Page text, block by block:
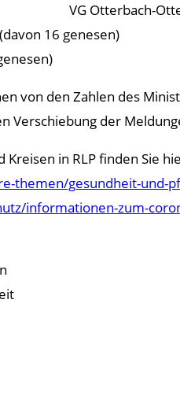
VG Otterbach-
16 genesen)
von den Zahlen des
Verschiebung der
Kreisen in RLP finden Sie
themen/gesundheit-und-
informationen-zum-